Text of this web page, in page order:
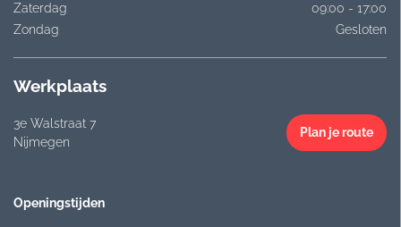
Zaterdag
09:00 - 17:00
Zondag
Gesloten
Werkplaats
3e Walstraat 7
Nijmegen
Plan je route
Openingstijden